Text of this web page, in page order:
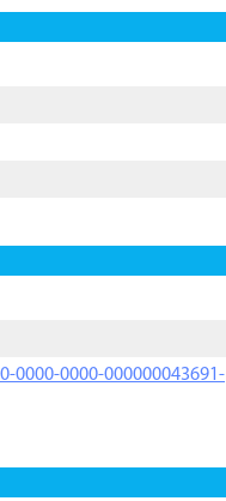
0000-0000-000000043691-